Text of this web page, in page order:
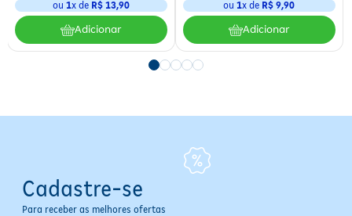
ou 1x de R$ 13,90
Adicionar
ou1x de R$ 9,90
Adicionar
Cadastre-se
Para receber as melhores ofertas